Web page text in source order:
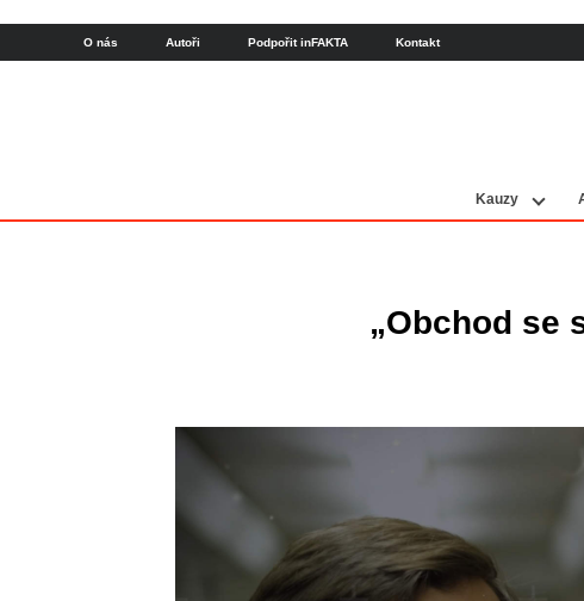
„Obchod se
Kauzy
O nás Autoři Podpořit inFAKTA Kontakt